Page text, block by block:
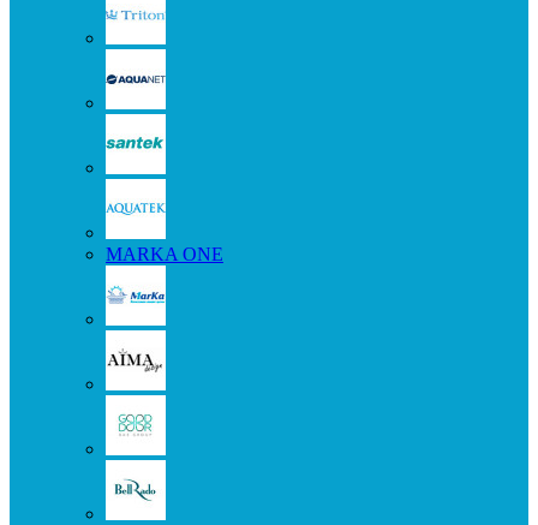
MARKA ONE